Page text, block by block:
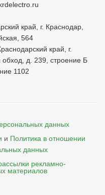
край, г. Краснодар,
564
край, г.
д. 239, строение Б
1102
данных
и Политика в отношении
данных
рекламно-
материалов